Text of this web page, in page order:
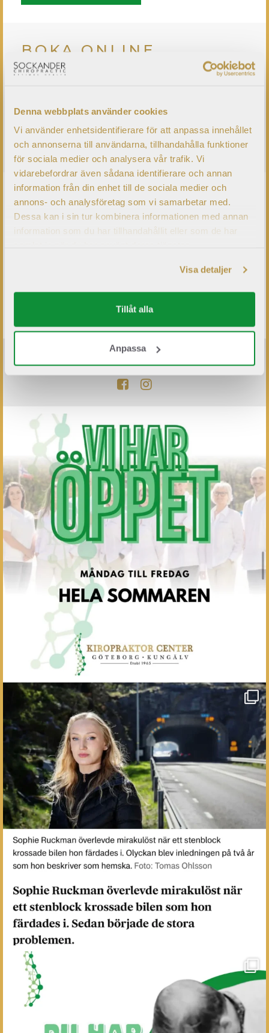
Denna webbplats använder cookies
Vi använder enhetsidentifierare för att anpassa innehållet
och annonserna till användarna, tillhandahålla funktioner
för sociala medier och analysera vår trafik. Vi
vidarebefordrar även sådana identifierare och annan
information från din enhet till de sociala medier och
annons- och analysföretag som vi samarbetar med.
Dessa kan i sin tur kombinera informationen med annan
information som du har tillhandahållit eller som de har
Visa detaljer
Tillåt alla
Anpassa
BOKA ONLINE
LÄS MER
HOS KIROPRAKTORN